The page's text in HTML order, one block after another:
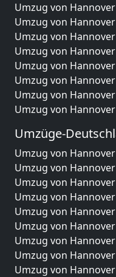
Umzug von
Umzug von
Umzug von
Umzug von
Umzug von
Umzug von
Umzug von
Umzug von
Umzüge-
Umzug von
Umzug von
Umzug von
Umzug von
Umzug von
Umzug von
Umzug von
Umzug von
Umzug von